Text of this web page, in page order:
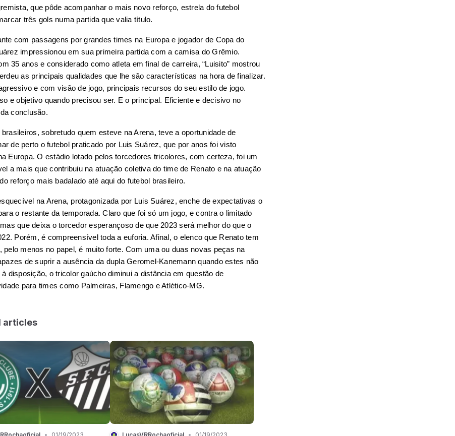
que pôde acompanhar o mais novo reforço, estrela do futebol
três gols numa partida que valia título.
com passagens por grandes times na Europa e jogador de Copa do
impressionou em sua primeira partida com a camisa do Grêmio.
35 anos e considerado como atleta em final de carreira, “Luisito” mostrou
as principais qualidades que lhe são características na hora de finalizar.
e com visão de jogo, principais recursos do seu estilo de jogo.
e objetivo quando precisou ser. E o principal. Eficiente e decisivo no
conclusão.
sobretudo quem esteve na Arena, teve a oportunidade de
de perto o futebol praticado por Luis Suárez, que por anos foi visto
Europa. O estádio lotado pelos torcedores tricolores, com certeza, foi um
a mais que contribuiu na atuação coletiva do time de Renato e na atuação
reforço mais badalado até aqui do futebol brasileiro.
na Arena, protagonizada por Luis Suárez, enche de expectativas o
o restante da temporada. Claro que foi só um jogo, e contra o limitado
que deixa o torcedor esperançoso de que 2023 será melhor do que o
Porém, é compreensível toda a euforia. Afinal, o elenco que Renato tem
pelo menos no papel, é muito forte. Com uma ou duas novas peças na
de suprir a ausência da dupla Geromel-Kanemann quando estes não
disposição, o tricolor gaúcho diminui a distância em questão de
para times como Palmeiras, Flamengo e Atlético-MG.
articles